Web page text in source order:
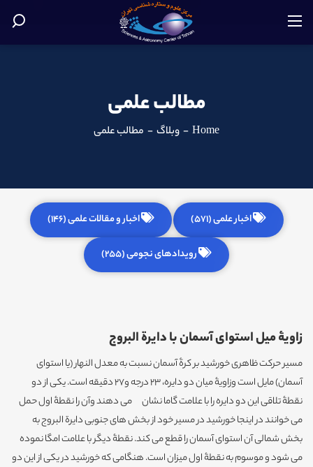
مطالب علمی
Home
- وبلاگ - مطالب علمی
اخبار علمی (571) اخبار و مقالات علمی (146)
رویدادهای نجومی (255)
زاویۀ میل استوای آسمان با دایرة البروج
مسیر حرکت ظاهری خورشید بر کرۀ آسمان نسبت به معدل النهار (یا استوای
آسمان) مایل است وزاویۀ میان دو دایره، 23 درجه و27 دقیقه است. یکی از دو
نقطۀ تلاقی این دو دایره را با علامت گاما نشان می دهند وآن را نقطۀ اول حمل
می خوانند در اینجا خورشید در مسیر خود از بخش های جنوبی دایرة البروج به
بخش شمالی آن استوای آسمان را قطع می کند. نقطۀ دیگر با علامت امگا نموده
می شود و موسوم به نقطۀ اول میزان است. هنگامی که خورشید در یکی از این دو